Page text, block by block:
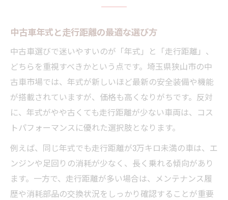
中古車年式と走行距離の最適な選び方
中古車選びで迷いやすいのが「年式」と「走行距離」、
どちらを重視すべきかという点です。埼玉県狭山市の中
古車市場では、年式が新しいほど最新の安全装備や機能
が搭載されていますが、価格も高くなりがちです。反対
に、年式がやや古くても走行距離が少ない車両は、コス
トパフォーマンスに優れた選択肢となります。
例えば、同じ年式でも走行距離が3万キロ未満の車は、エ
ンジンや足回りの消耗が少なく、長く乗れる傾向があり
ます。一方で、走行距離が多い場合は、メンテナンス履
歴や消耗部品の交換状況をしっかり確認することが重要